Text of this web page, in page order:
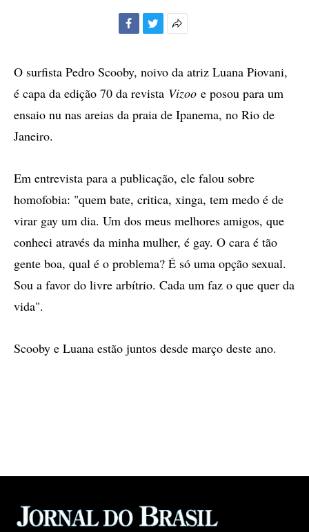
compartilhamento
O surfista Pedro Scooby, noivo da atriz Luana Piovani,
é capa da edição 70 da revista Vizoo e posou para um
ensaio nu nas areias da praia de Ipanema, no Rio de
Janeiro.
Em entrevista para a publicação, ele falou sobre
homofobia: "quem bate, critica, xinga, tem medo é de
virar gay um dia. Um dos meus melhores amigos, que
conheci através da minha mulher, é gay. O cara é tão
gente boa, qual é o problema? É só uma opção sexual.
Sou a favor do livre arbítrio. Cada um faz o que quer da
vida".
Scooby e Luana estão juntos desde março deste ano.